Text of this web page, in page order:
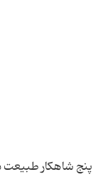
پنج شاهكار طبیعت